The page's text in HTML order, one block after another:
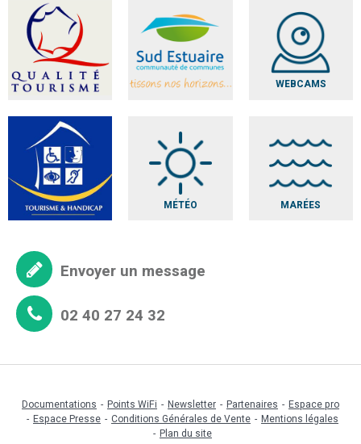
WEBCAMS
MÉTÉO MARÉES
Envoyer un message
02 40 27 24 32
Documentations Points WiFi Newsletter Partenaires
Espace pro
Espace Presse
Conditions Générales de Vente
Mentions légales
Plan du site